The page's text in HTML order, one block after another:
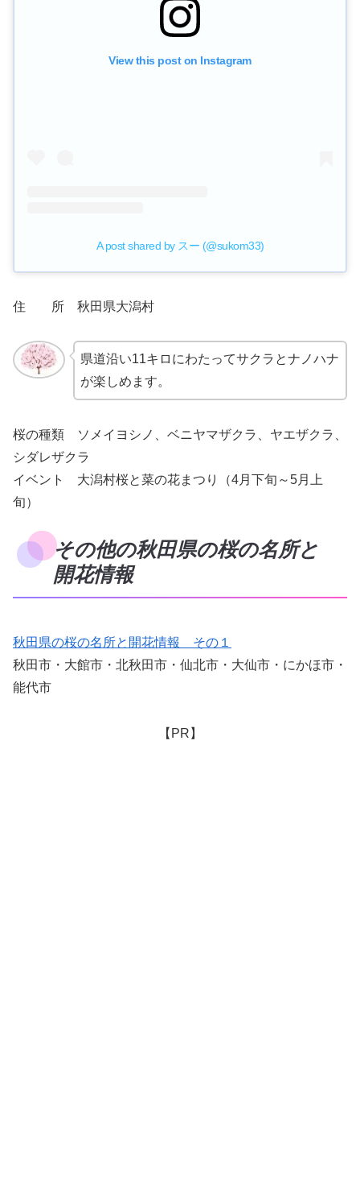
View this post on Instagram
A post shared by スー (@sukom33)
住 所 秋田県大潟村
県道沿い11キロにわたってサクラとナノハナ
が楽しめます。
桜の種類 ソメイヨシノ、ベニヤマザクラ、ヤエザクラ、
シダレザクラ
イベント 大潟村桜と菜の花まつり（4月下旬～5月上
旬）
その他の秋田県の桜の名所と
開花情報
秋田県の桜の名所と開花情報 その１
秋田市・大館市・北秋田市・仙北市・大仙市・にかほ市・
能代市
【PR】